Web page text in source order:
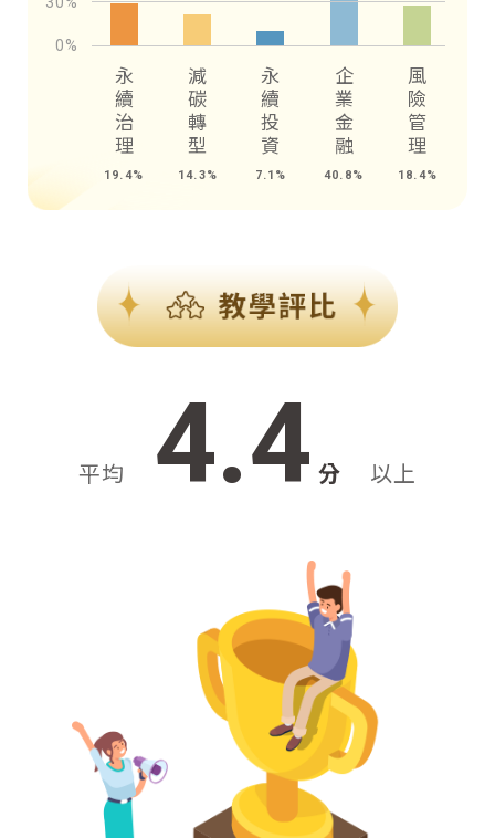
永
續
治
理
19.4%
減
碳
轉
型
14.3%
永
續
投
資
7.1%
企
業
金
融
40.8%
風
險
管
理
18.4%
平均 4.4 分 以上